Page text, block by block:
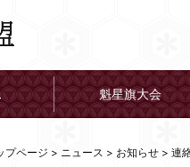
魁星旗大会
プページ > ニュース > お知らせ > 連